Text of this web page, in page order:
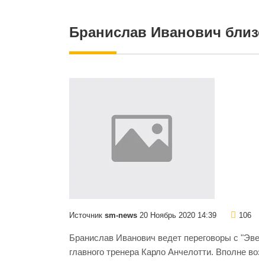
Бранислав Иванович
Источник sm-news 20 Ноябрь 2020 14:39 106
Бранислав Иванович ведет переговоры с
главного тренера Карло Анчелотти. Вполне